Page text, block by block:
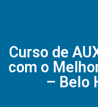
Curso de
com o
– Belo